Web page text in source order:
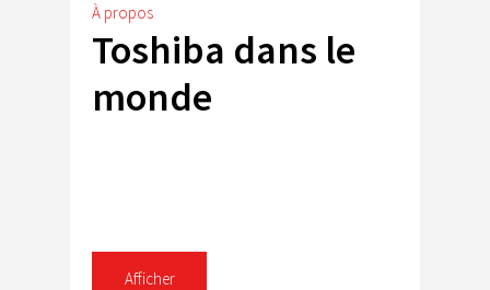
À propos
Toshiba dans le
monde
Afficher